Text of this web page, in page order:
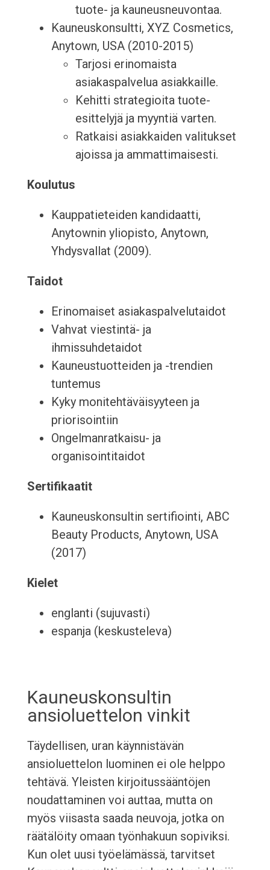
tuote- ja kauneusneuvontaa.
Kauneuskonsultti, XYZ Cosmetics,
Anytown, USA (2010-2015)
Tarjosi erinomaista
asiakaspalvelua asiakkaille.
Kehitti strategioita tuote-
esittelyjä ja myyntiä varten.
Ratkaisi asiakkaiden valitukset
ajoissa ja ammattimaisesti.
Koulutus
Kauppatieteiden kandidaatti,
Anytownin yliopisto, Anytown,
Yhdysvallat (2009).
Taidot
Erinomaiset asiakaspalvelutaidot
Vahvat viestintä- ja
ihmissuhdetaidot
Kauneustuotteiden ja -trendien
tuntemus
Kyky monitehtäväisyyteen ja
priorisointiin
Ongelmanratkaisu- ja
organisointitaidot
Sertifikaatit
Kauneuskonsultin sertifiointi, ABC
Beauty Products, Anytown, USA
(2017)
Kielet
englanti (sujuvasti)
espanja (keskusteleva)
Kauneuskonsultin
ansioluettelon vinkit
Täydellisen, uran käynnistävän
ansioluettelon luominen ei ole helppo
tehtävä. Yleisten kirjoitussääntöjen
noudattaminen voi auttaa, mutta on
myös viisasta saada neuvoja, jotka on
räätälöity omaan työnhakuun sopiviksi.
Kun olet uusi työelämässä, tarvitset